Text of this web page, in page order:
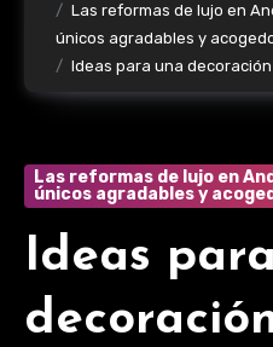
Las reformas de lujo en
únicos agradables y
Ideas para una
Las reformas de lujo en
únicos agradables y
Ideas